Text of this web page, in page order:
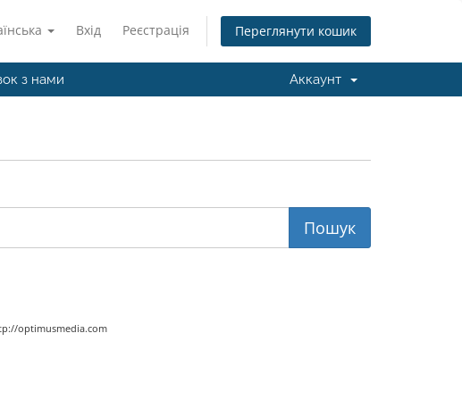
Вхід Реєстрація Переглянути кошик
з нами Аккаунт
optimusmedia.com